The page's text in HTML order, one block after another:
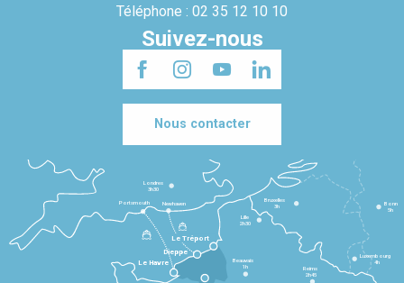
Téléphone : 02 35 12 10 10
Suivez-nous
Nous contacter
Le Havre
Dieppe
Le Tréport
Beauvais
1h
Reims
2h45
Lille
2h30
Bruxelles
3h
Londres
3h30
Newhaven
Portsmouth
Bonn
5h
Luxembourg
4h